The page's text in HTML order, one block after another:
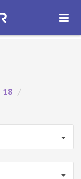
ОТКРЫТЬ
18 /